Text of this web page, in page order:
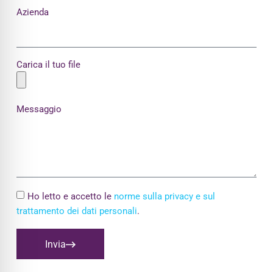
Azienda
Carica il tuo file
Messaggio
Ho letto e accetto le norme sulla privacy e sul
trattamento dei dati personali.
Invia